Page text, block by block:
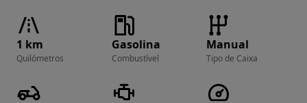
1 km
Quilómetros
Gasolina
Combustível
Manual
Tipo de Caixa